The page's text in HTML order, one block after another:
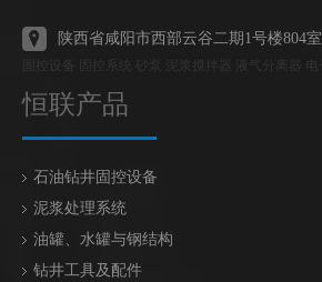
陕西省咸阳市西部云谷二期1号楼804室
恒联产品
石油钻井固控设备
泥浆处理系统
油罐、水罐与钢结构
钻井工具及配件